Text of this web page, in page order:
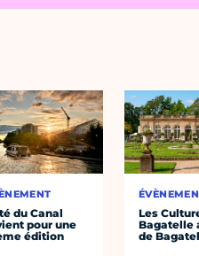
du Canal
pour une
édition
Les
Bagatelle
de